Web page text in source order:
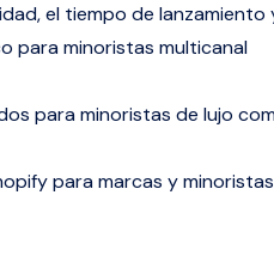
el tiempo de lanzamiento
para minoristas multicanal
para minoristas de lujo
para marcas y